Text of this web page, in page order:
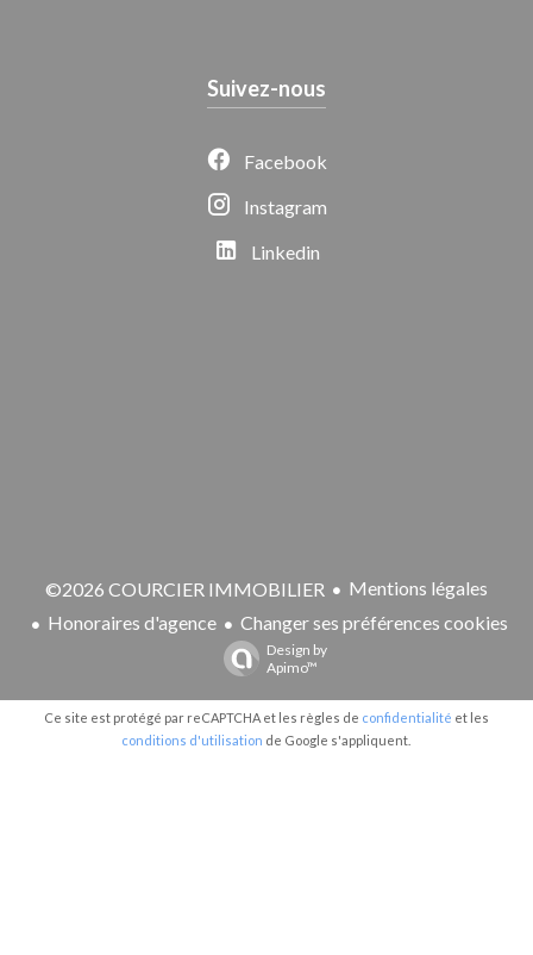
Suivez-nous
Facebook
Instagram
Linkedin
©2026 COURCIER IMMOBILIER
Mentions légales
Honoraires d'agence
Changer ses préférences cookies
Design by
Apimo™
Ce site est protégé par reCAPTCHA et les règles de confidentialité et les
conditions d'utilisation de Google s'appliquent.